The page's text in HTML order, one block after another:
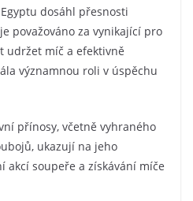
dosáhl přesnosti
považováno za vynikající pro
udržet míč a efektivně
významnou roli v úspěchu
přínosy, včetně vyhraného
ukazují na jeho
soupeře a získávání míče